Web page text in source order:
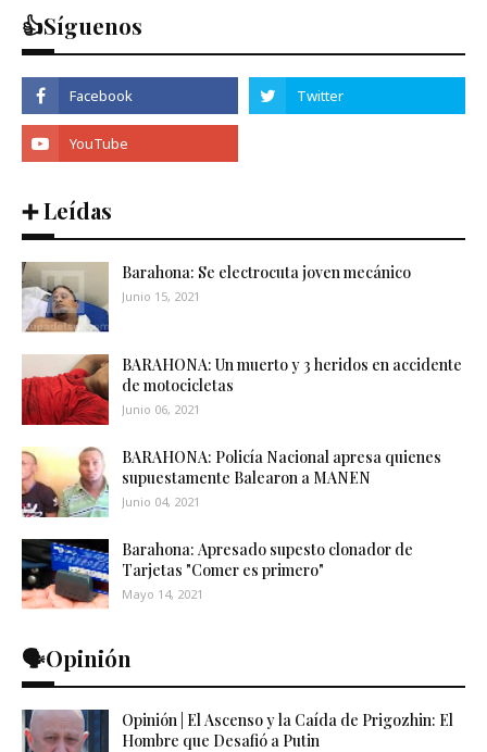
👍Síguenos
➕ Leídas
Barahona: Se electrocuta joven mecánico
Junio 15, 2021
BARAHONA: Un muerto y 3 heridos en accidente
de motocicletas
Junio 06, 2021
BARAHONA: Policía Nacional apresa quienes
supuestamente Balearon a MANEN
Junio 04, 2021
Barahona: Apresado supesto clonador de
Tarjetas "Comer es primero"
Mayo 14, 2021
🗣️Opinión
Opinión | El Ascenso y la Caída de Prigozhin: El
Hombre que Desafió a Putin